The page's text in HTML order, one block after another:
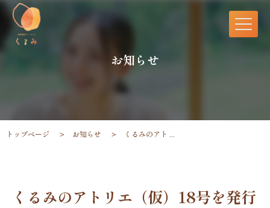
お知らせ
トップページ お知らせ くるみのアト ...
くるみのアトリエ（仮）18号を発行